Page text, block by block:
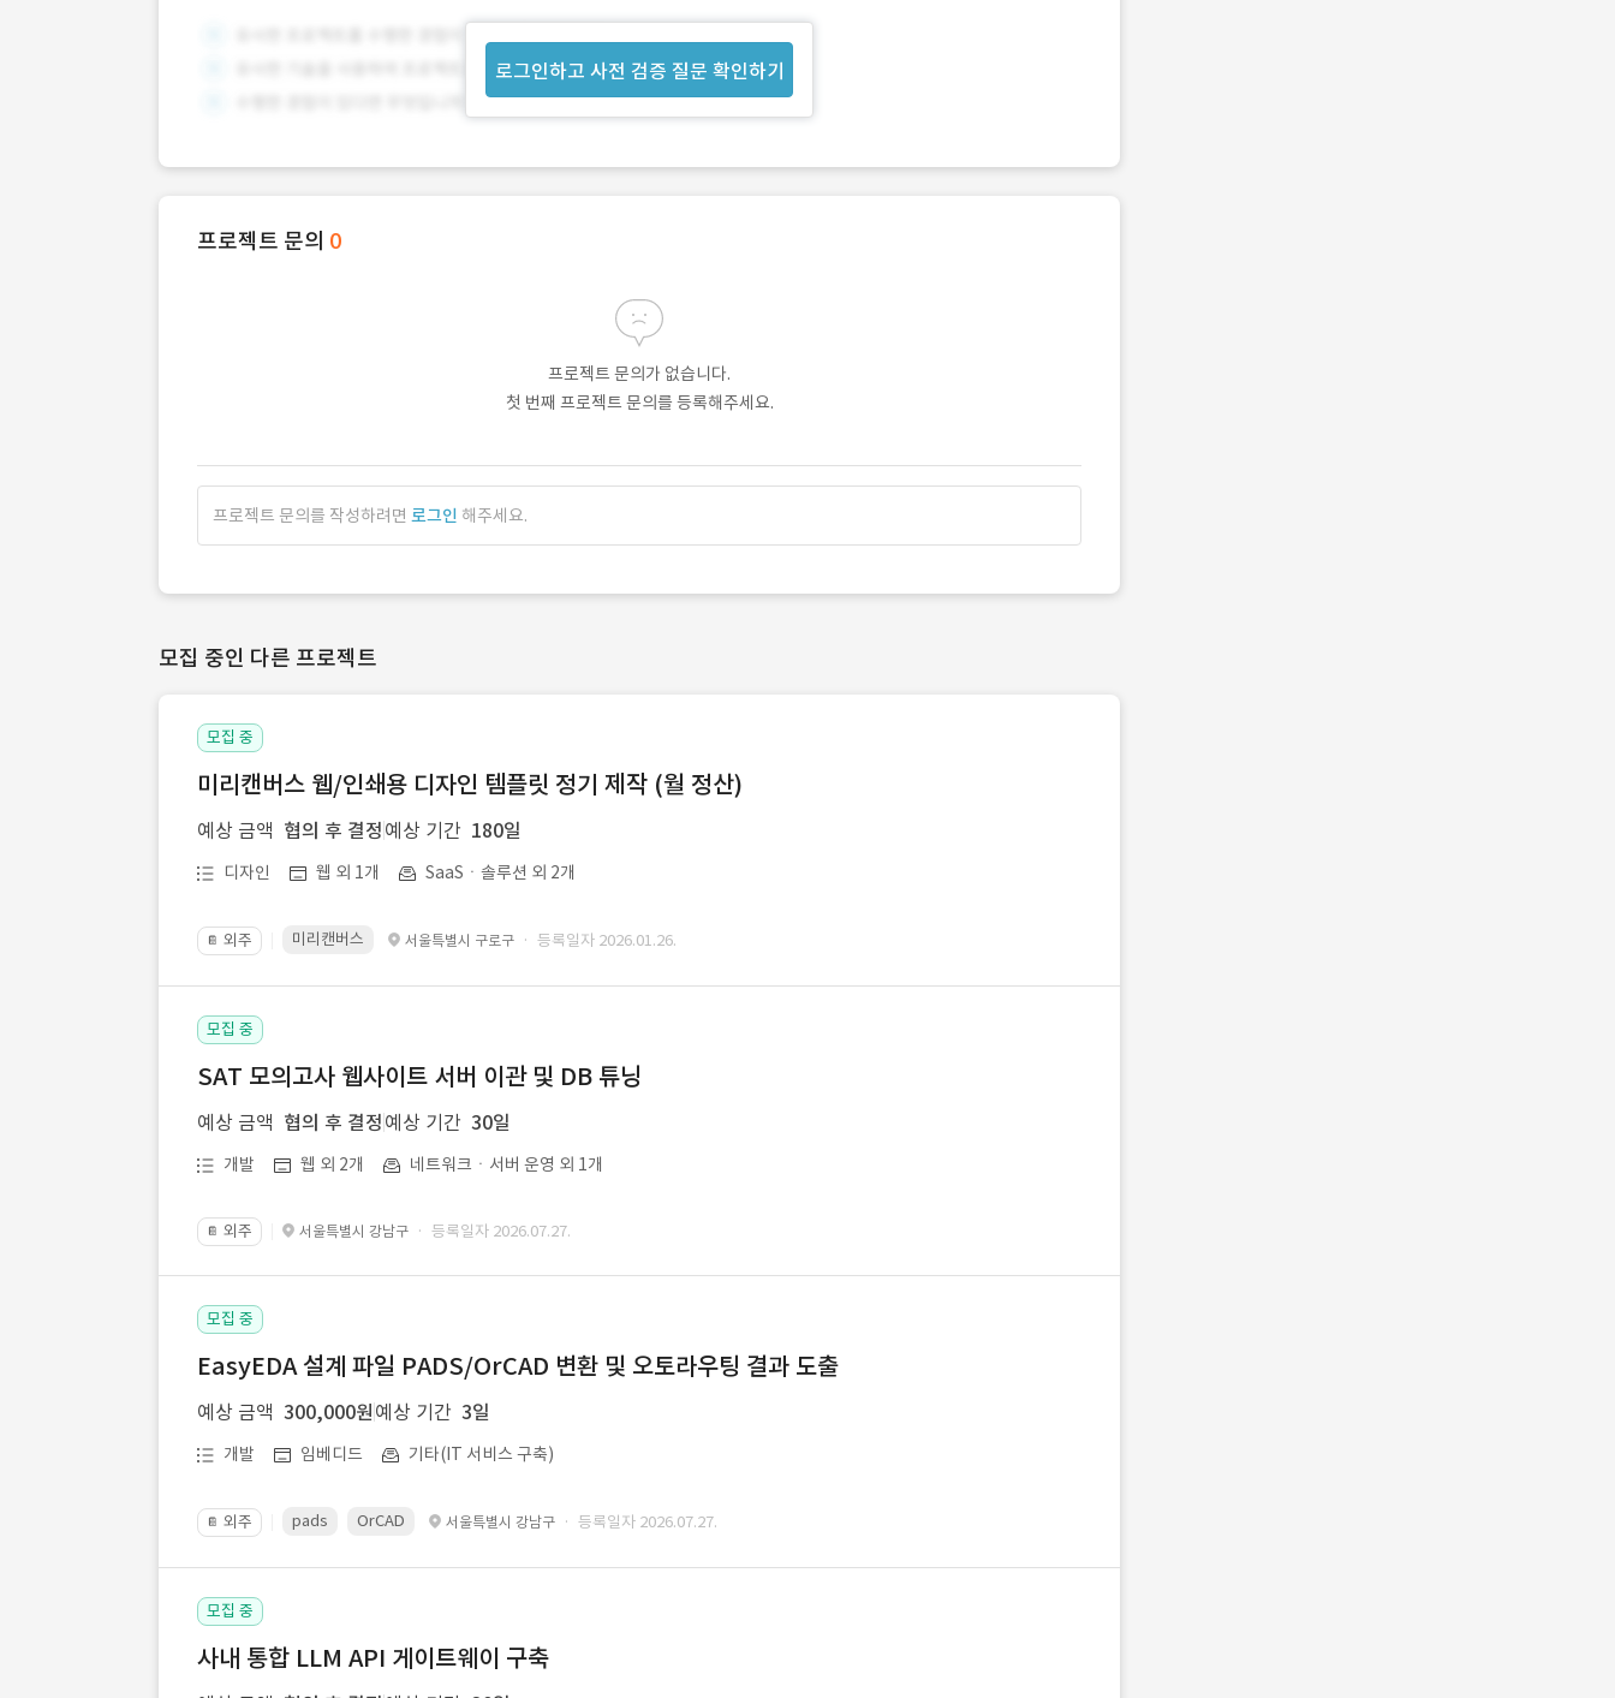
로그인하고 사전 검증 질문 확인하기
프로젝트 문의 0
프로젝트 문의가 없습니다.
첫 번째 프로젝트 문의를 등록해주세요.
프로젝트 문의를 작성하려면 로그인 해주세요.
모집 중인 다른 프로젝트
모집 중
미리캔버스 웹/인쇄용 디자인 템플릿 정기 제작 (월 정산)
예상 금액 협의 후 결정 예상 기간 180일
디자인 웹 외 1개 SaaSㆍ솔루션 외 2개
📔 외주 미리캔버스 서울특별시 구로구 · 등록일자 2026.01.26.
모집 중
SAT 모의고사 웹사이트 서버 이관 및 DB 튜닝
예상 금액 협의 후 결정 예상 기간 30일
개발 웹 외 2개 네트워크ㆍ서버 운영 외 1개
📔 외주 서울특별시 강남구 · 등록일자 2026.07.27.
모집 중
EasyEDA 설계 파일 PADS/OrCAD 변환 및 오토라우팅 결과 도출
예상 금액 300,000원 예상 기간 3일
개발 임베디드 기타(IT 서비스 구축)
📔 외주 pads OrCAD 서울특별시 강남구 · 등록일자 2026.07.27.
모집 중
사내 통합 LLM API 게이트웨이 구축